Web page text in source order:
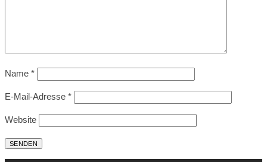
Name *
E-Mail-Adresse *
Website